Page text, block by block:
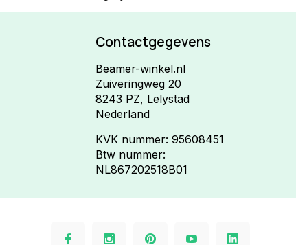
Contactgegevens
Beamer-winkel.nl
Zuiveringweg 20
8243 PZ, Lelystad
Nederland
KVK nummer: 95608451
Btw nummer:
NL867202518B01